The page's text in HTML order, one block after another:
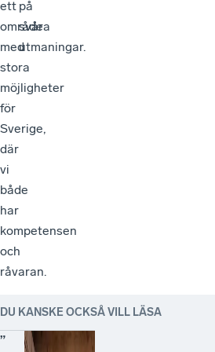
ett
område
med
stora
möjligheter
för
Sverige,
där
vi
både
har
kompetensen
och
råvaran.
på
svåra
utmaningar.
DU KANSKE OCKSÅ VILL LÄSA
”